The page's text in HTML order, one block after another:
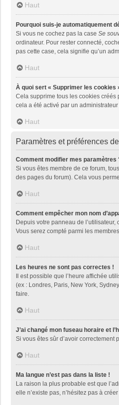
Haut
Pourquoi suis-je automatiquement
Si vous ne cochez pas la case Se
ordinateur. Pour rester connecté,
pas cette case, cela signifie qu’un
Haut
À quoi sert « Supprimer les cookies
Cela supprime tous les cookies créés
cela a été activé par un
Haut
Paramètres et préférences
Comment modifier mes paramètres
Si vous êtes membre de ce forum,
des pages du forum). Cela vous
Haut
Comment empêcher mon nom
Depuis votre panneau de l’utilisateur,
Vous serez compté parmi les
Haut
Les heures ne sont pas correctes !
Il est possible que l’heure affichée
(ex : Londres, Paris, New York,
faire.
Haut
J’ai changé mon fuseau horaire et
Si vous êtes sûr d’avoir correctement
Haut
Ma langue n’est pas dans la liste !
La raison la plus probable est que
elle n’existe pas, n’hésitez pas à